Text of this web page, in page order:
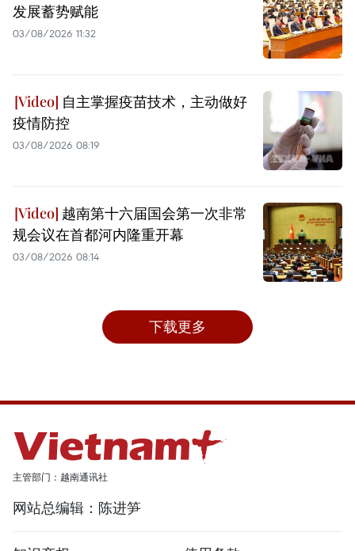
发展蓄势赋能
03/08/2026 11:32
自主掌握疫苗技术，主动做好
疫情防控
03/08/2026 08:19
越南第十六届国会第一次非常
规会议在首都河内隆重开幕
03/08/2026 08:14
下载更多
主管部门：越南通讯社
网站总编辑：陈进笋